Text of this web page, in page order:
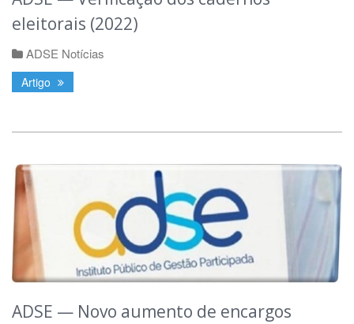
eleitorais (2022)
ADSE Notícias
Artigo
ADSE — Novo aumento de encargos